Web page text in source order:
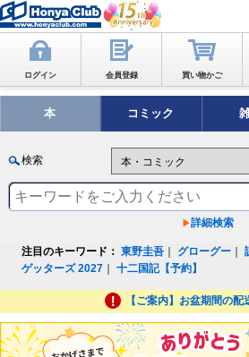
ログイン 会員登録 買い物かご
本 コミック
検索
詳細検索
注目のキーワード： 東野圭吾 グローグー ｜
ゲッターズ 2027 ｜十二国記【予約】
【ご案内】お盆期間の配